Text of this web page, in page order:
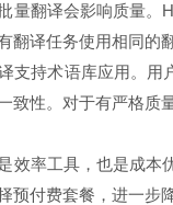
量翻译会影响质量。
翻译任务使用相同的
支持术语库应用。用
致性。对于有严格质
效率工具，也是成本
预付费套餐，进一步